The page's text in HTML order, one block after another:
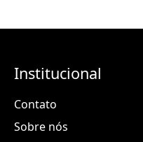
Institucional
Contato
Sobre nós